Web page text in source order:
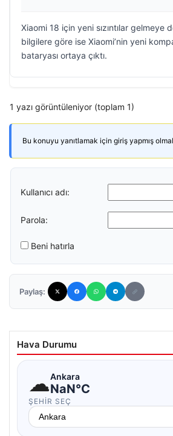
Xiaomi 18 için yeni sızıntılar gelmeye
bilgilere göre ise Xiaomi’nin yeni
bataryası ortaya çıktı.
1 yazı görüntüleniyor (toplam 1)
Bu konuyu yanıtlamak için giriş yapmış
Kullanıcı adı:
Parola:
Beni hatırla
Paylaş:
Hava Durumu
☁Ankara
NaN°C
ŞEHIR SEÇ